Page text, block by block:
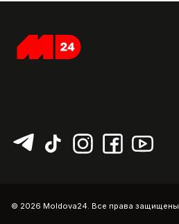
© 2026 Moldova24. Все права